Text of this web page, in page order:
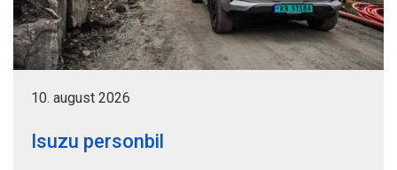
10. august 2026
Isuzu personbil